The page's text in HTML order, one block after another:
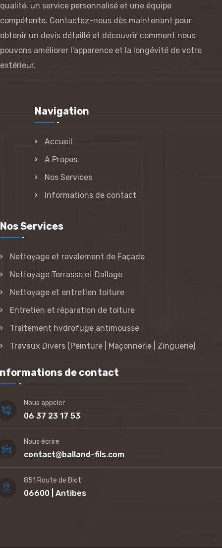
qualité, un service personnalisé et une équipe
compétente. Contactez-nous dès maintenant pour
obtenir un devis détaillé et découvrir comment nous
pouvons améliorer l'apparence et la longévité de votre
extérieur.
Navigation
Accueil
A Propos
Nos Services
Informations de contact
Nos Services
Nettoyage et ravalement de Façade
Nettoyage Terrasse et Dallage
Nettoyage et entretien toiture
Entretien et réparation de toiture
Traitement hydrofuge antimousse
Travaux Divers (Peinture | Maçonnerie | Zinguerie)
de contact
Nous appeler
06 37 23 17 53
Nous écrire
contact@balland-fils.com
851 Route de Biot
06600 | Antibes